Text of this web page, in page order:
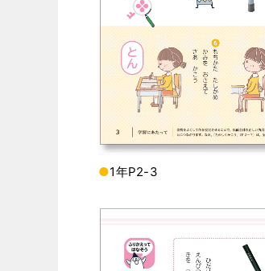
●1年P2-3